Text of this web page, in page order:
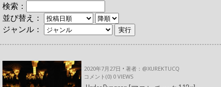
検索：
並び替え：
ジャンル：
2020年7月27日 • 著者：@XUREKTUCQ
コメント(0) 0 VIEWS